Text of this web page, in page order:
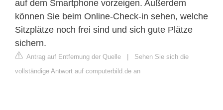
auf dem Smartphone vorzeigen. Außerdem
können Sie beim Online-Check-in sehen, welche
Sitzplätze noch frei sind und sich gute Plätze
sichern.
Antrag auf Entfernung der Quelle
Sehen Sie sich die
vollständige Antwort auf computerbild.de an